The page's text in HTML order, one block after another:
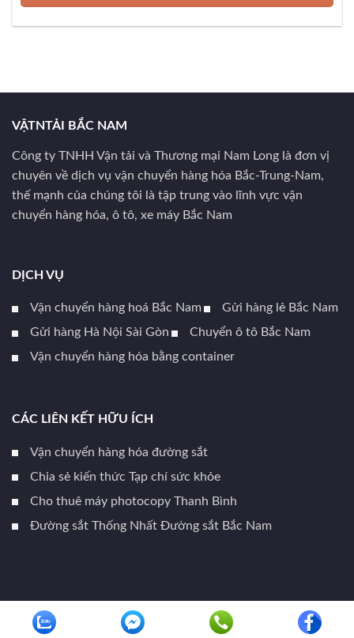
VẬTNTẢI BẮC NAM
Công ty TNHH Vận tải và Thương mại Nam Long là đơn vị
chuyên về dịch vụ vận chuyển hàng hóa Bắc-Trung-Nam,
thế mạnh của chúng tôi là tập trung vào lĩnh vực vận
chuyển hàng hóa, ô tô, xe máy Bắc Nam
DỊCH VỤ
Vận chuyển hàng hoá Bắc Nam
Gửi hàng lẻ Bắc Nam
Gửi hàng Hà Nội Sài Gòn
Chuyển ô tô Bắc Nam
Vận chuyển hàng hóa bằng container
CÁC LIÊN KẾT HỮU ÍCH
Vận chuyển hàng hóa đường sắt
Chia sẻ kiến thức Tạp chí sức khỏe
Cho thuê máy photocopy Thanh Bình
Đường sắt Thống Nhất Đường sắt Bắc Nam
Copyright 2026 © LBK.VN